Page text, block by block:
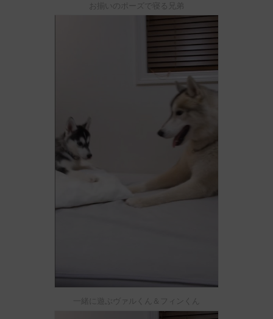
お揃いのポーズで寝る兄弟
一緒に遊ぶヴァルくん＆フィンくん